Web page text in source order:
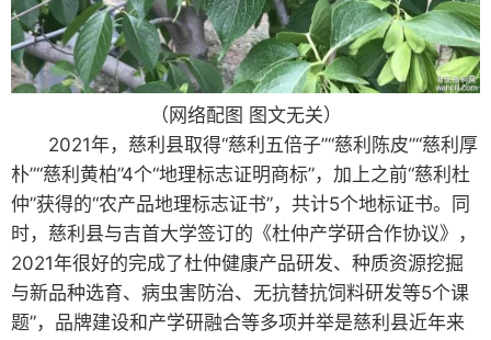
（网络配图 图文无关）
2021年，慈利县取得“慈利五倍子”“慈利陈皮”“慈利厚
朴”“慈利黄柏”4个“地理标志证明商标”，加上之前“慈利杜
仲”获得的“农产品地理标志证书”，共计5个地标证书。同
时，慈利县与吉首大学签订的《杜仲产学研合作协议》，
2021年很好的完成了杜仲健康产品研发、种质资源挖掘
与新品种选育、病虫害防治、无抗替抗饲料研发等5个课
题”，品牌建设和产学研融合等多项并举是慈利县近年来